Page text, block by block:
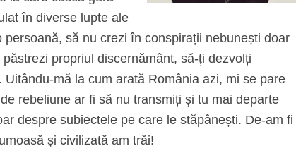
în diverse lupte ale
să nu crezi în conspirații nebunești doar
propriul discernământ, să-ți dezvolți
mă la cum arată România azi, mi se pare
rebeliune ar fi să nu transmiți și tu mai departe
despre subiectele pe care le stăpânești. De-am fi
și civilizată am trăi!